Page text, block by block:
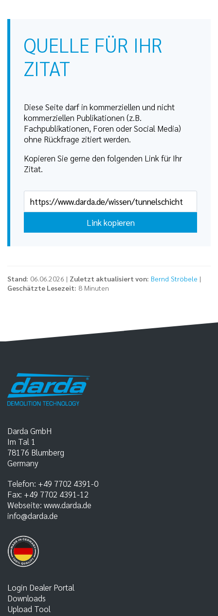
QUELLE FÜR IHR
ZITAT
Diese Seite darf in kommerziellen und nicht
kommerziellen Publikationen (z.B.
Fachpublikationen, Foren oder Social Media)
ohne Rückfrage zitiert werden.
Kopieren Sie gerne den folgenden Link für Ihr
Zitat.
Link kopieren
Stand: 06.06.2026 | Zuletzt aktualisiert von: Bernd Ströbele |
Geschätzte Lesezeit: 8 Minuten
Darda GmbH
Im Tal 1
78176 Blumberg
Germany
Telefon: +49 7702 4391-0
Fax: +49 7702 4391-12
Webseite: www.darda.de
info@darda.de
Login Dealer Portal
Downloads
Upload Tool